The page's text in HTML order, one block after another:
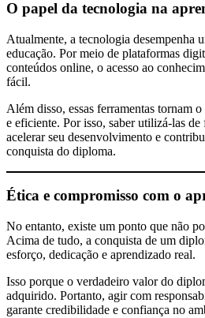
O papel da tecnologia na
Atualmente, a tecnologia desempenha
educação. Por meio de plataformas
conteúdos online, o acesso ao
fácil.
Além disso, essas ferramentas tornam
e eficiente. Por isso, saber utilizá-las de
acelerar seu desenvolvimento e
conquista do diploma.
Ética e compromisso com o
No entanto, existe um ponto que não
Acima de tudo, a conquista de um
esforço, dedicação e aprendizado real.
Isso porque o verdadeiro valor do
adquirido. Portanto, agir com
garante credibilidade e confiança no